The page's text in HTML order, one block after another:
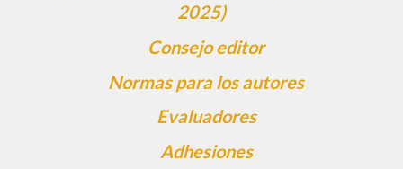
2025)
Consejo editor
Normas para los autores
Evaluadores
Adhesiones